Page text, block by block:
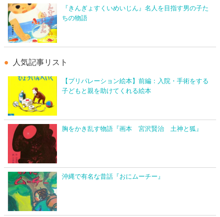
『きんぎょすくいめいじん』名人を目指す男の子た
ちの物語
人気記事リスト
【プリパレーション絵本】前編：入院・手術をする
子どもと親を助けてくれる絵本
胸をかき乱す物語『画本 宮沢賢治 土神と狐』
沖縄で有名な昔話『おにムーチー』